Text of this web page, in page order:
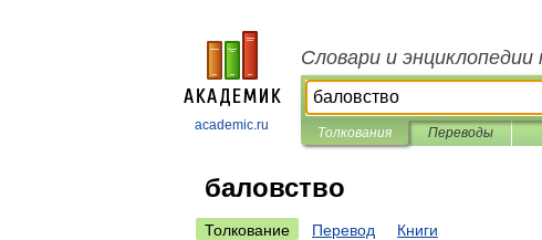
academic.ru
Словари и энциклопедии
Толкования Переводы
баловство
Толкование Перевод Книги